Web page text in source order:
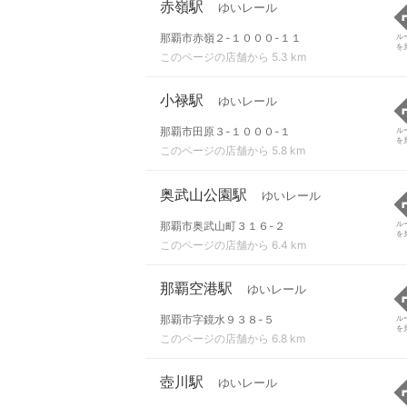
赤嶺駅 ゆいレール
那覇市赤嶺２-１０００-１１
このページの店舗から 5.3 km
ル
を
小禄駅 ゆいレール
那覇市田原３-１０００-１
このページの店舗から 5.8 km
ル
を
奥武山公園駅 ゆいレール
那覇市奥武山町３１６-２
このページの店舗から 6.4 km
ル
を
那覇空港駅 ゆいレール
那覇市字鏡水９３８-５
このページの店舗から 6.8 km
ル
を
壺川駅 ゆいレール